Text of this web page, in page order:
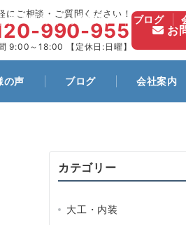
にご相談・ご質問ください！
990-955
9:00～18:00 【定休日:日曜】
お
の声 ブログ 会社案内
施工事例 お客様の声 ブログ
カテゴリー
大工・内装